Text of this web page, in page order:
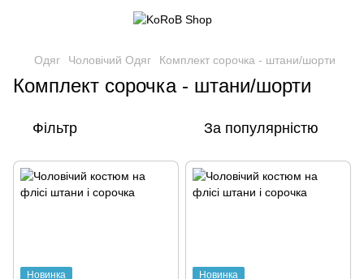
Одяг Чоловічий Одяг Комплект сорочка - штани/шорти
Комплект сорочка - штани/шорти
Фільтр За популярністю
Новинка
Новинка